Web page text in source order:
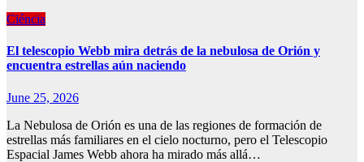
Ciéncia
El telescopio Webb mira detrás de la nebulosa de Orión y
encuentra estrellas aún naciendo
June 25, 2026
La Nebulosa de Orión es una de las regiones de formación de
estrellas más familiares en el cielo nocturno, pero el Telescopio
Espacial James Webb ahora ha mirado más allá…